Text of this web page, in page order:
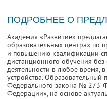
ПОДРОБНЕЕ О
Академия «Развитие»
образовательных центрах по
и повышению квалификации
дистанционного обучения
деятельности в любое время,
устройства. Образовательный
Федерального закона № 273-
Федерации», на основе